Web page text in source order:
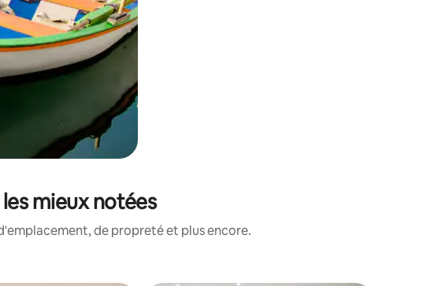
mieux notées
de propreté et plus encore.